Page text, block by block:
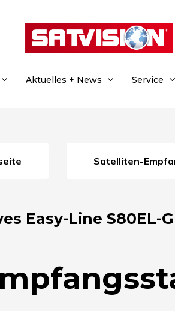
Aktuelles + News Service
Satelliten-
Easy-Line S80EL-